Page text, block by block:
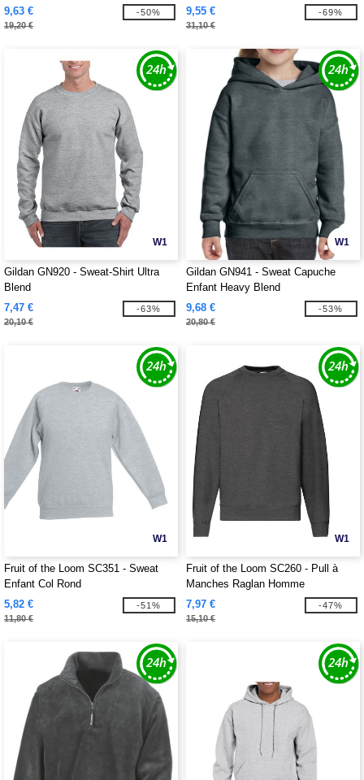
9,63 €
19,20 €
-50%
9,55 €
31,10 €
-69%
W1
Gildan GN920 - Sweat-Shirt Ultra
Blend
7,47 €
20,10 €
-63%
W1
Gildan GN941 - Sweat Capuche
Enfant Heavy Blend
9,68 €
20,80 €
-53%
W1
Fruit of the Loom SC351 - Sweat
Enfant Col Rond
5,82 €
11,80 €
-51%
W1
Fruit of the Loom SC260 - Pull à
Manches Raglan Homme
7,97 €
15,10 €
-47%